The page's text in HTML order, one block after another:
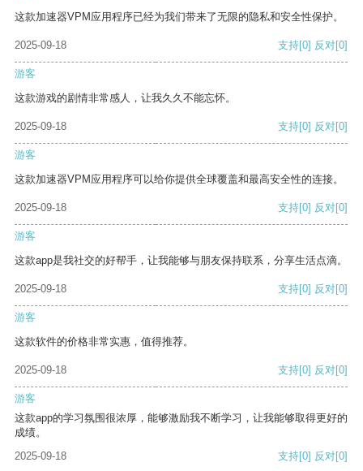
这款加速器VPM应用程序已经为我们带来了无限的隐私和安全性保护。
2025-09-18 支持[0] 反对[0]
游客
这款游戏的剧情非常感人，让我久久不能忘怀。
2025-09-18 支持[0] 反对[0]
游客
这款加速器VPM应用程序可以给你提供全球覆盖和最高安全性的连接。
2025-09-18 支持[0] 反对[0]
游客
这款app是我社交的好帮手，让我能够与朋友保持联系，分享生活点滴。
2025-09-18 支持[0] 反对[0]
游客
这款软件的价格非常实惠，值得推荐。
2025-09-18 支持[0] 反对[0]
游客
这款app的学习氛围很浓厚，能够激励我不断学习，让我能够取得更好的
成绩。
2025-09-18
支持[0] 反对[0]